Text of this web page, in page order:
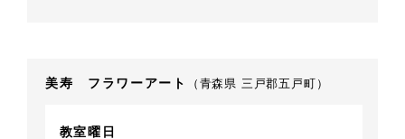
美寿 フラワーアート （青森県 三戸郡五戸町）
教室曜日